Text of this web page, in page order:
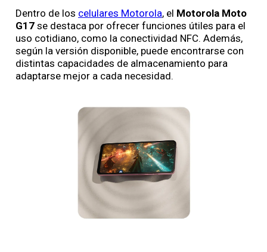
Dentro de los celulares Motorola, el Motorola Moto
G17 se destaca por ofrecer funciones útiles para el
uso cotidiano, como la conectividad NFC. Además,
según la versión disponible, puede encontrarse con
distintas capacidades de almacenamiento para
adaptarse mejor a cada necesidad.